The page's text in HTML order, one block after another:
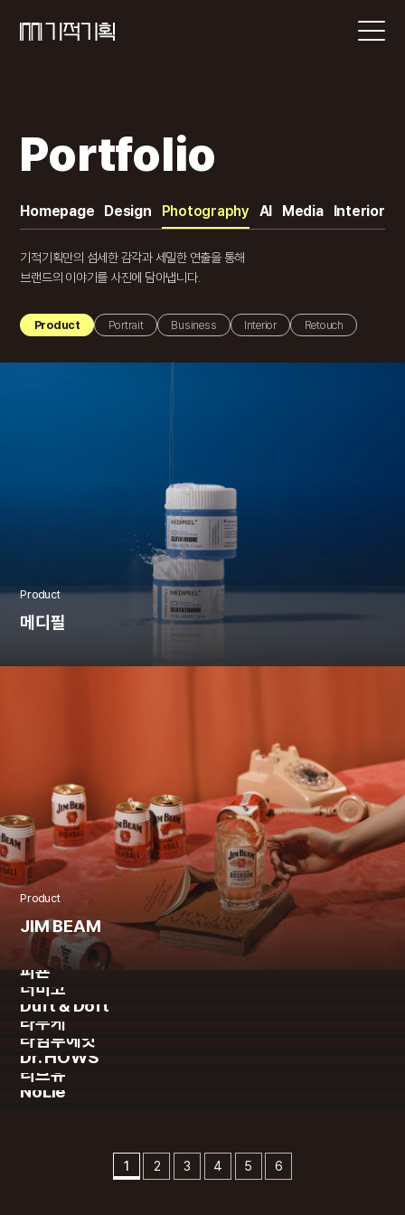
Portfolio
Homepage Design Photography AI Media Interior
기적기획만의 섬세한 감각과 세밀한 연출을 통해
브랜드의 이야기를 사진에 담아냅니다.
Product Portrait Business Interior Retouch
Product
메디필
Product
JIM BEAM
Product
피죤
Product
더비코
Product
Duft & Doft
Product
라부케
Product
타임투에잇
Product
Dr. HOWS
Product
리브유
Product
NoLie
1 2 3 4 5 6